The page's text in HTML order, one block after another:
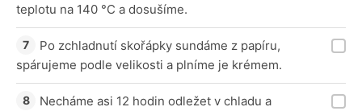
teplotu na 140 °C a dosušíme.
Po zchladnutí skořápky sundáme z papíru,
spárujeme podle velikosti a plníme je krémem.
Necháme asi 12 hodin odležet v chladu a